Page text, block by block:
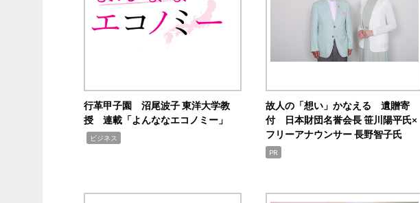
行革甲子園 沼尾波子 東洋大学教
授 連載「よんななエコノミー」
ビジネス
故人の「想い」かなえる 遺贈寄
付 日本財団名誉会長 笹川陽平氏×
フリーアナウンサー 長野智子氏
PR